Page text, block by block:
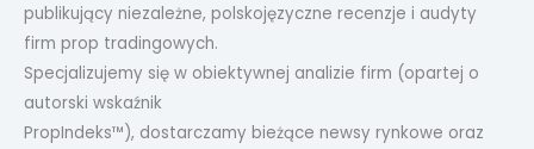
publikujący niezależne, polskojęzyczne recenzje i audyty
firm prop tradingowych.
Specjalizujemy się w obiektywnej analizie firm (opartej o
autorski wskaźnik
PropIndeks™), dostarczamy bieżące newsy rynkowe oraz